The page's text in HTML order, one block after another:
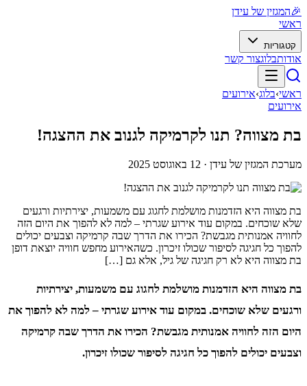
🎉המגזין של עידן
ראשי
קטגוריות
אודותבלוגצור קשר
ראשי›בלוג›אירועים
אירועים
בת מצווה? תנו לקרמיקה לגנוב את ההצגה!
מערכת המגזין של עידן · 12 באוגוסט 2025
בת מצווה היא הזדמנות מושלמת לחגוג עם משמעות, יצירתיות ורגעים
שלא שוכחים. במקום עוד אירוע שגרתי – למה לא להפוך את היום הזה
לחוויה אמנותית מגבשת? הכירו את הדרך שבה קרמיקה וצבעים יכולים
להפוך כל חגיגה לסיפור שכולו זיכרון. כשהאירוע מחפש חוויה יוצאת דופן
בת מצווה היא לא רק חגיגה של גיל, אלא גם […]
בת מצווה היא הזדמנות מושלמת לחגוג עם משמעות, יצירתיות
ורגעים שלא שוכחים. במקום עוד אירוע שגרתי – למה לא להפוך את
היום הזה לחוויה אמנותית מגבשת? הכירו את הדרך שבה קרמיקה
וצבעים יכולים להפוך כל חגיגה לסיפור שכולו זיכרון.